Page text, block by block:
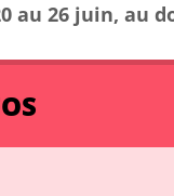
au 26 juin, au